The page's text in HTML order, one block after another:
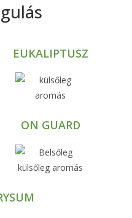
EUKALIPTUSZ
ON GUARD